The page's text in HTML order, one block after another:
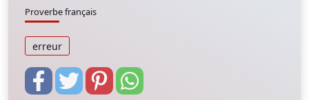
Proverbe français
erreur